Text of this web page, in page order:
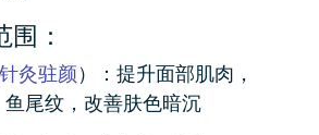
：
针灸驻颜）：提升面部肌肉，
尾纹，改善肤色暗沉